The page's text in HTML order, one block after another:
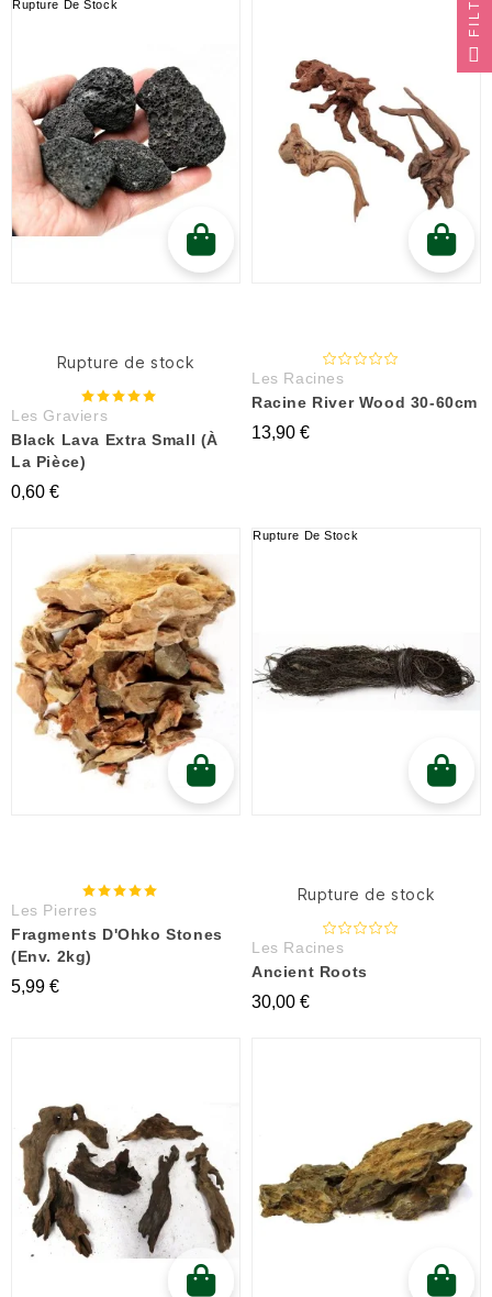
Rupture De Stock
Rupture de stock
Les Graviers
Black Lava Extra Small (à
La Pièce)
0,60 €
Les Racines
Racine River Wood 30-60cm
13,90 €
Les Pierres
Fragments D'Ohko Stones
(env. 2kg)
5,99 €
Rupture De Stock
Rupture de stock
Les Racines
Ancient Roots
30,00 €